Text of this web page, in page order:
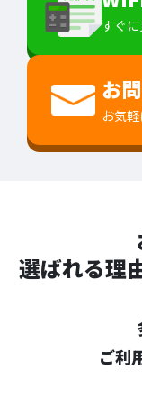
すぐに
お
お気
選ばれる理
ご利